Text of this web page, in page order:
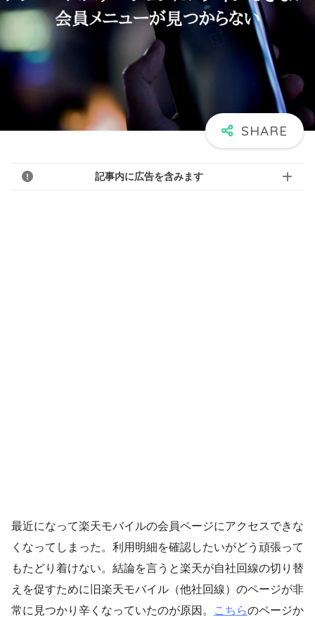
記事内に広告を含みます
最近になって楽天モバイルの会員ページにアクセスできな
くなってしまった。利用明細を確認したいがどう頑張って
もたどり着けない。結論を言うと楽天が自社回線の切り替
えを促すために旧楽天モバイル（他社回線）のページが非
常に見つかり辛くなっていたのが原因。
こちらのページか